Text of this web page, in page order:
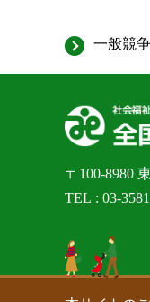
一般競
〒100-8980
TEL
03-